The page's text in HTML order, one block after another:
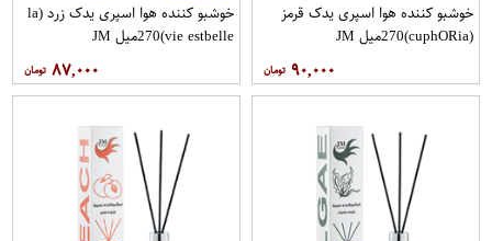
خوشبو کننده هوا اسپری یدک قرمز
(cuphO​Ria)270میل JM
۹۰,۰۰۰
خوشبو کننده هوا اسپری یدک زرد (la
vie estbelle)270میل JM
۸۷,۰۰۰